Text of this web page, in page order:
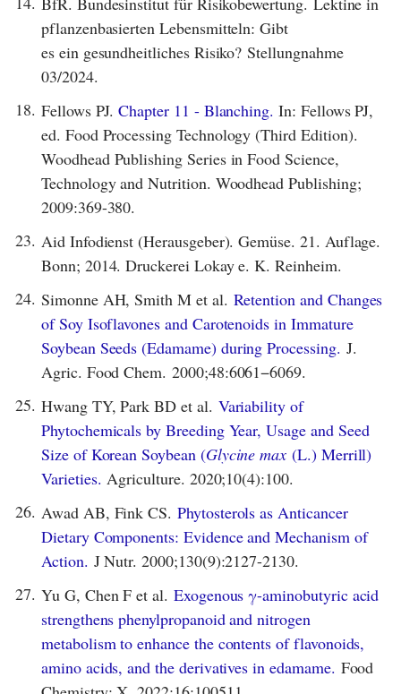
pflanzenbasierten Lebensmitteln: Gibt
es ein gesundheitliches Risiko? Stellungnahme
03/2024.
18. Fellows PJ.Chapter 11 - Blanching. In: Fellows PJ,
ed. Food Processing Technology (Third Edition).
Woodhead Publishing Series in Food Science,
Technology and Nutrition. Woodhead Publishing;
2009:369-380.
23. Aid Infodienst (Herausgeber). Gemüse. 21. Auflage.
Bonn; 2014. Druckerei Lokay e. K. Reinheim.
24. Simonne AH, Smith M et al. Retention and Changes
of Soy Isoflavones and Carotenoids in Immature
Soybean Seeds (Edamame) during Processing. J.
Agric. Food Chem. 2000;48:6061−6069.
25. Hwang TY, Park BD et al. Variability of
Phytochemicals by Breeding Year, Usage and Seed
Size of Korean Soybean (Glycine max (L.) Merrill)
Varieties. Agriculture. 2020;10(4):100.
26. Awad AB, Fink CS.Phytosterols as Anticancer
Dietary Components: Evidence and Mechanism of
Action. J Nutr. 2000;130(9):2127-2130.
27. Yu G, Chen F et al. Exogenous γ-aminobutyric acid
strengthens phenylpropanoid and nitrogen
metabolism to enhance the contents of flavonoids,
amino acids, and the derivatives in edamame. Food